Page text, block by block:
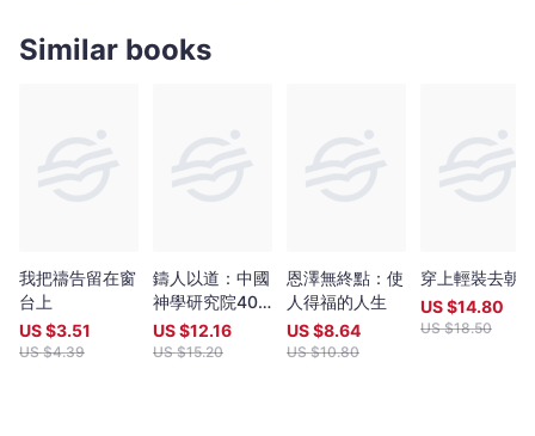
Similar books
我把禱告留在窗
台上
US $3.51
US $4.39
鑄人以道：中國
神學研究院40
周年講道集
US $12.16
US $15.20
恩澤無終點：使
人得福的人生
US $8.64
US $10.80
穿上輕裝去朝
US $14.80
US $18.50